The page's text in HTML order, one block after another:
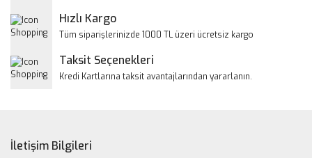
Bu ürüne benzer farklı alternatifler olmalı.
Hızlı Kargo
Tüm siparişlerinizde 1000 TL üzeri ücretsiz kargo
Taksit Seçenekleri
Kredi Kartlarına taksit avantajlarından yararlanın.
İletişim Bilgileri